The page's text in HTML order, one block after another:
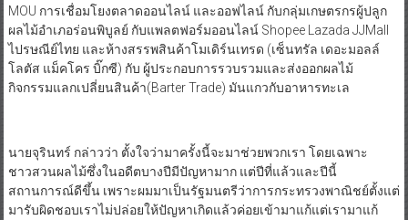
ไปรษณีย์ไทย และห้างสรรพสินค้าโมเดิร์นเทรด (เซ็นทรัล เดอะมอลล์
โลตัส แม็คโคร บิ๊กซี) กับ ผู้ประกอบการรวบรวมและส่งออกผลไม้
กิจกรรมแลกเปลี่ยนสินค้า(Barter Trade) มันแกวกับอาหารทะเล
สถานการณ์ดีขึ้น เพราะผมมาเป็นรัฐมนตรีว่าการกระทรวงพาณิชย์ตั้งแต่
มารับผิดชอบเราไม่ปล่อยให้ปัญหาเกิดแล้วค่อยเข้ามาแก้แต่เรามาแก้
ตั้งแต่ต้นเรียกว่ามาตรการเชิงรุก ปีนี้ดีกว่าปีที่แล้วผลไม้ทุกชนิดหลายคน
กลัวว่าจะไม่รอดเพราะเศรษฐกิจโลกไม่ดี วิกฤติโควิดก็ทำให้ผลไม้หลาย